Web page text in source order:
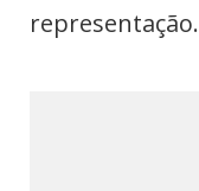
representação.